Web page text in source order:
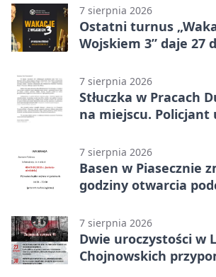
7 sierpnia 2026
Ostatni turnus
Wojskiem 3” daje 27
7 sierpnia 2026
Stłuczka w Pracach
na miejscu. Policjant
7 sierpnia 2026
Basen w Piasecznie
godziny otwarcia
7 sierpnia 2026
Dwie uroczystości w
Chojnowskich